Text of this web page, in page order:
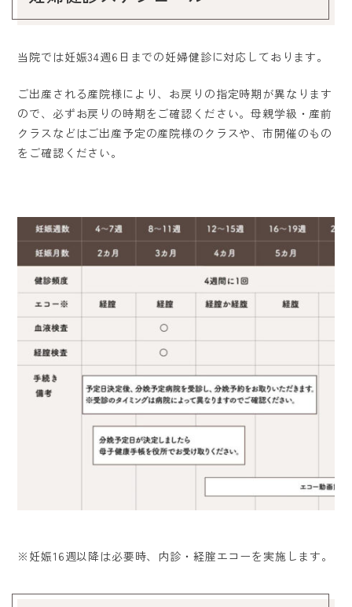
当院では妊娠34週6日までの妊婦健診に対応しております。
ご出産される産院様により、お戻りの指定時期が異なります
ので、必ずお戻りの時期をご確認ください。母親学級・産前
クラスなどはご出産予定の産院様のクラスや、市開催のもの
をご確認ください。
※妊娠16週以降は必要時、内診・経腟エコーを実施します。